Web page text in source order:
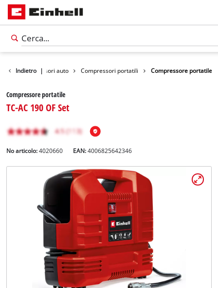
Italiano
English
Indietro |
Accessori auto Compressori portatili Compressore portatile
Compressore portatile
TC-AC 190 OF Set
No articolo: 4020660 EAN:4006825642346